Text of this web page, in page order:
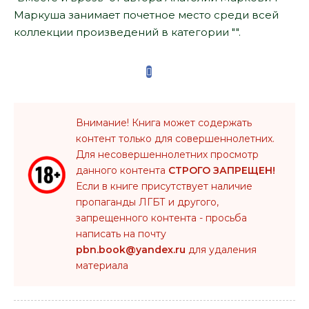
Маркуша занимает почетное место среди всей
коллекции произведений в категории "".
Внимание! Книга может содержать
контент только для совершеннолетних.
Для несовершеннолетних просмотр
данного контента СТРОГО ЗАПРЕЩЕН!
Если в книге присутствует наличие
пропаганды ЛГБТ и другого,
запрещенного контента - просьба
написать на почту
pbn.book@yandex.ru для удаления
материала